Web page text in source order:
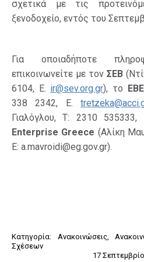
σχετικά με τις
ξενοδοχείο, εντός του
Για οποιαδήποτε
επικοινωνείτε με τον ΣΕΒ
6104, Ε. ir@sev.org.gr), το
338 2342, Ε.
Γιαλόγλου, Τ: 2310
Enterprise Greece (Αλίκη
Ε: a.mavroidi@eg.gov.gr).
Κατηγορία: Ανακοινώσεις,
Σχέσεων
17